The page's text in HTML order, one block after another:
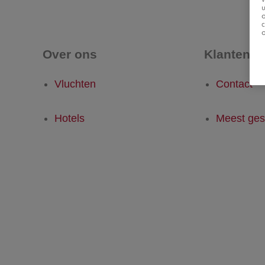
Over ons
Vluchten
Hotels
Contact
Meest